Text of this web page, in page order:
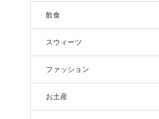
飲食
スウィーツ
ファッション
お土産